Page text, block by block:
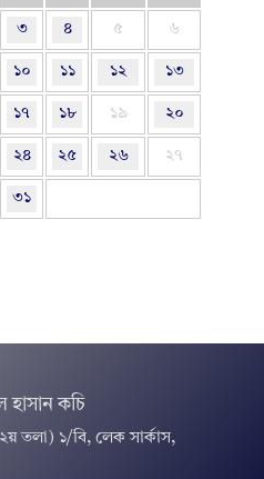
৩ ৪ ৫ ৬
১০ ১১ ১২ ১৩
১৭ ১৮ ১৯ ২০
২৪ ২৫ ২৬ ২৭
৩১
কচি
তলা) ১/বি, লেক সার্কাস,